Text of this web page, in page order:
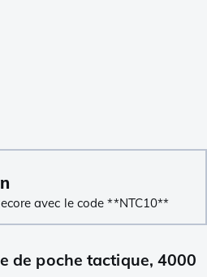
avec le code **NTC10**
de poche tactique, 4000